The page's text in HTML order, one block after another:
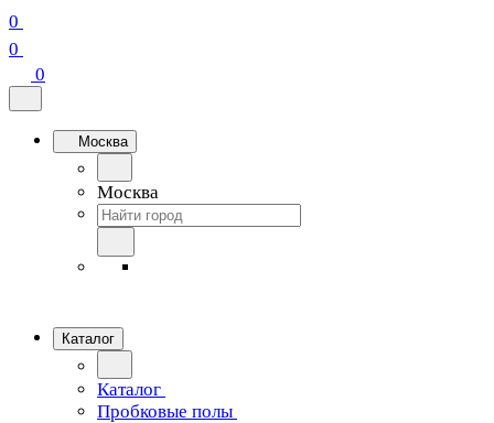
0
0
0
Москва
Москва
Каталог
Каталог
Пробковые полы